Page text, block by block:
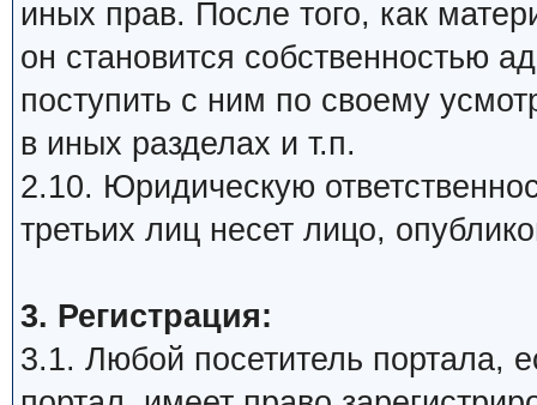
иных прав. После того, как
он становится собственностью
поступить с ним по своему
в иных разделах и т.п.
2.10. Юридическую
третьих лиц несет лицо,
3. Регистрация:
3.1. Любой посетитель портала,